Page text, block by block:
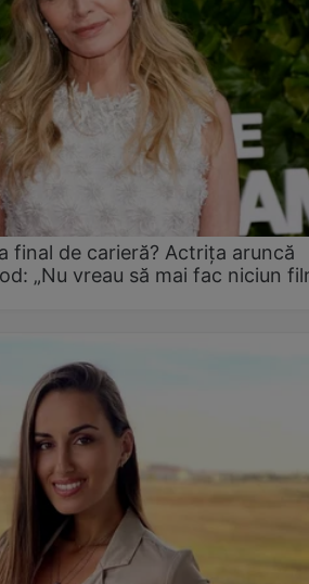
final de carieră? Actrița aruncă
„Nu vreau să mai fac niciun